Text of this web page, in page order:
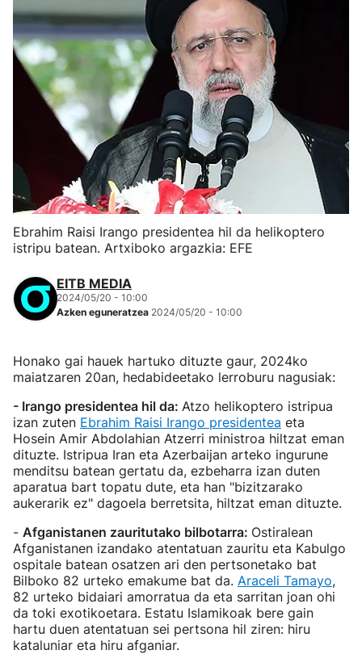
Ebrahim Raisi Irango presidentea hil da helikoptero
istripu batean. Artxiboko argazkia: EFE
EITB MEDIA
2024/05/20 - 10:00
Azken eguneratzea 2024/05/20 - 10:00
Honako gai hauek hartuko dituzte gaur, 2024ko
maiatzaren 20an, hedabideetako lerroburu nagusiak:
- Irango presidentea hil da: Atzo helikoptero istripua
izan zuten Ebrahim Raisi Irango presidentea eta
Hosein Amir Abdolahian Atzerri ministroa hiltzat eman
dituzte. Istripua Iran eta Azerbaijan arteko ingurune
menditsu batean gertatu da, ezbeharra izan duten
aparatua bart topatu dute, eta han "bizitzarako
aukerarik ez" dagoela berretsita, hiltzat eman dituzte.
- Afganistanen zauritutako bilbotarra: Ostiralean
Afganistanen izandako atentatuan zauritu eta Kabulgo
ospitale batean osatzen ari den pertsonetako bat
Bilboko 82 urteko emakume bat da. Araceli Tamayo,
82 urteko bidaiari amorratua da eta sarritan joan ohi
da toki exotikoetara. Estatu Islamikoak bere gain
hartu duen atentatuan sei pertsona hil ziren: hiru
kataluniar eta hiru afganiar.